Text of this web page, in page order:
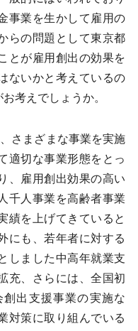
事業を生かして雇用の
らの問題として東京都
とが雇用創出の効果を
ないかと考えているの
考えでしょうか。
さまざまな事業を実施
適切な事業形態をとっ
、雇用創出効果の高い
千人事業を高齢者事業
績を上げてきていると
にも、若年者に対する
しました中高年就業支
充、さらには、全国初
出支援事業の実施な
対策に取り組んでいる